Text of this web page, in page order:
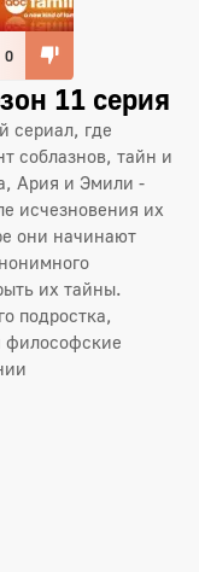
0
11 серия
сериал, где
соблазнов, тайн и
Ария и Эмили -
исчезновения их
они начинают
их тайны.
подростка,